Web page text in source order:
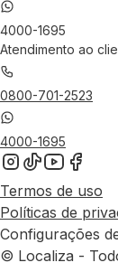
4000-1695
Atendimento ao
0800-701-2523
4000-1695
Termos de uso
Políticas de
Configurações
© Localiza -